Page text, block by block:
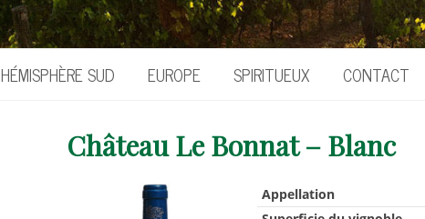
HÉMISPHÈRE SUD EUROPE SPIRITUEUX CONTACT
Château Le Bonnat – Blanc
Appellation